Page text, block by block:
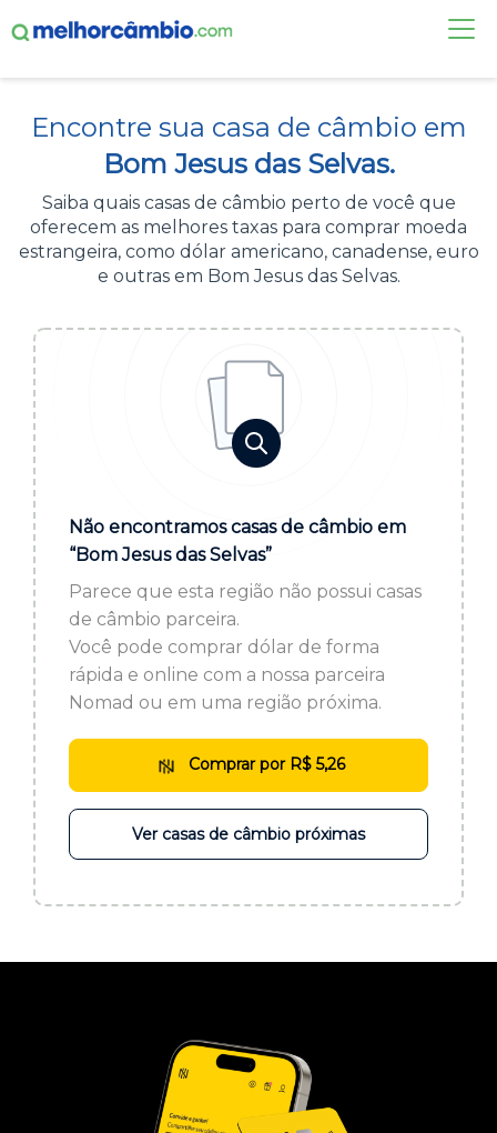
CASAS DE CÂMBIO
DÓLAR HOJE
ALERTA DE CÂMBIO
Acesse sua conta:
BROKER DE OFERTAS
ou cadastre-se se ainda não tem registro:
CADASTRE-SE
Encontre sua casa de câmbio em
Bom Jesus das Selvas.
Saiba quais casas de câmbio perto de você que
oferecem as melhores taxas para comprar moeda
estrangeira, como dólar americano, canadense, euro
e outras em Bom Jesus das Selvas.
Não encontramos casas de câmbio em
“Bom Jesus das Selvas”
Parece que esta região não possui casas
de câmbio parceira.
Você pode comprar dólar de forma
rápida e online com a nossa parceira
Nomad ou em uma região próxima.
Comprar por R$ 5,26
Ver casas de câmbio próximas